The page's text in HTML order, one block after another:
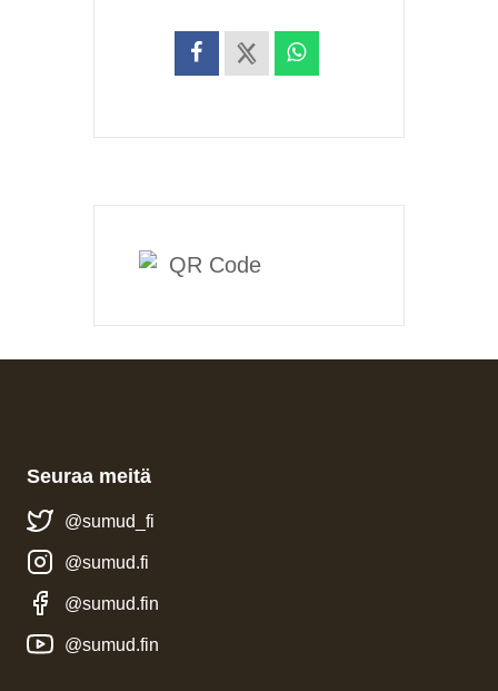
Seuraa meitä
@sumud_fi
@sumud.fi
@sumud.fin
@sumud.fin